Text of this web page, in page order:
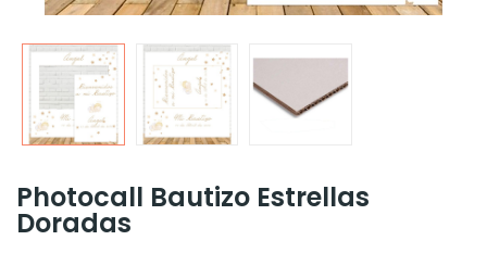
Photocall Bautizo Estrellas
Doradas